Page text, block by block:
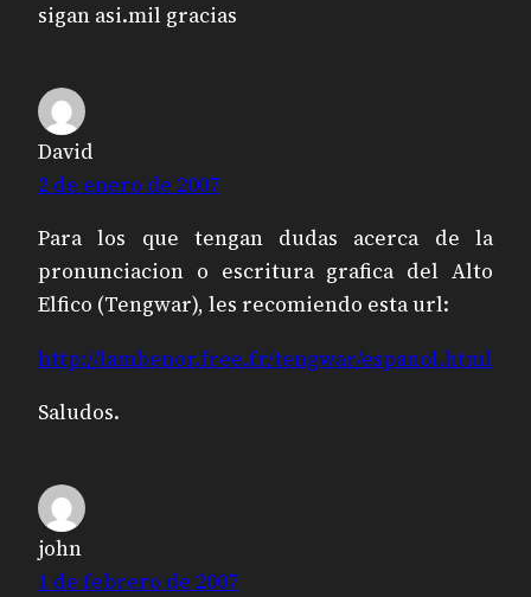
sigan asi.mil gracias
David
2 de enero de 2007
Para los que tengan dudas acerca de la
pronunciacion o escritura grafica del Alto
Elfico (Tengwar), les recomiendo esta url:
http://lambenor.free.fr/tengwar/espanol.html
Saludos.
john
1 de febrero de 2007